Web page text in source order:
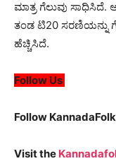
ಮಾತ್ರ ಗೆಲುವು ಸಾಧಿಸಿದೆ.
ತಂಡ ಟಿ20 ಸರಣಿಯನ್ನು
ಹೆಚ್ಚಿಸಿದೆ.
Follow Us
Follow
Visit the